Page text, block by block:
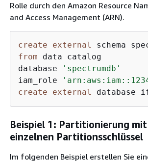
Rolle durch den Amazon Resource
and Access Management (ARN).
create external
from data catalog
database
'spectrumdb'
iam_role
create
external database
Beispiel 1: Partitionierung mit
einzelnen Partitionsschlüssel
Im folgenden Beispiel erstellen Sie